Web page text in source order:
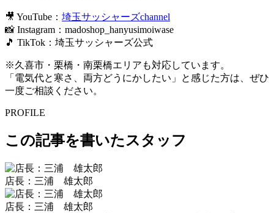
🎥 YouTube： 埼玉サッシャーズchannel
📸 Instagram：madoshop_hanyusimoiwase
🎵 TikTok：埼玉サッシャーズ公式
※久喜市・栗橋・南栗橋エリアも対応しています。
「電気代と寒さ、両方どうにかしたい」と感じた方は、ぜひ
一度ご相談ください。
PROFILE
この記事を書いたスタッフ
店長：三浦 雄太郎
店長：三浦 雄太郎